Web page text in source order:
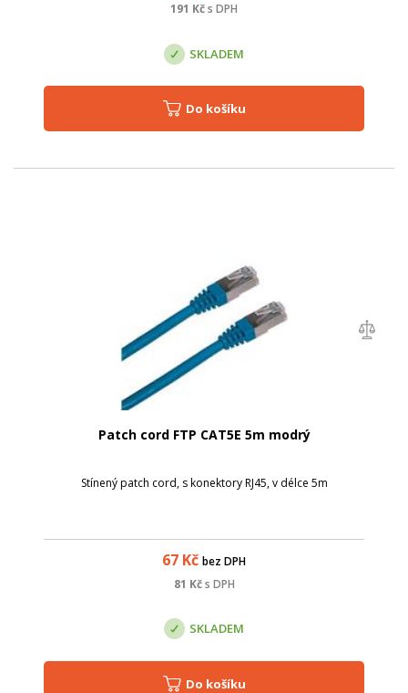
191 Kčs DPH
SKLADEM
Do košíku
Patch cord FTP CAT5E 5m modrý
Stínený patch cord, s konektory RJ45, v délce 5m
67 Kč bez DPH
81 Kč s DPH
SKLADEM
Do košíku